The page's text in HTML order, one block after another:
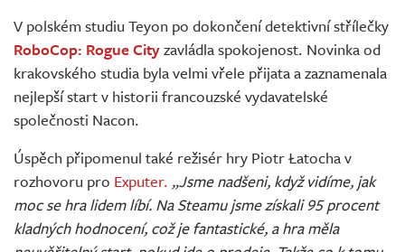
Živě
V polském studiu Teyon po dokončení detektivní střílečky
RoboCop: Rogue Cityzavládla spokojenost. Novinka od
krakovského studia byla velmi vřele přijata a zaznamenala
nejlepší start v historii francouzské vydavatelské
společnosti Nacon.
Úspěch připomenul také režisér hry Piotr Łatocha v
rozhovoru pro Exputer. „Jsme nadšeni, když vidíme, jak
moc se hra lidem líbí. Na Steamu jsme získali 95 procent
kladných hodnocení, což je fantastické, a hra měla